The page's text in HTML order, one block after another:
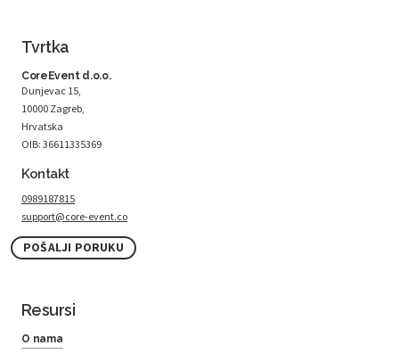
Tvrtka
CoreEvent d.o.o.
Dunjevac 15,
10000 Zagreb,
Hrvatska
OIB: 36611335369
Kontakt
0989187815
support@core-event.co
POŠALJI PORUKU
Resursi
O nama